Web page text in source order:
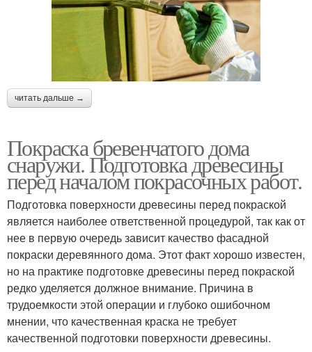
читать дальше →
Покраска бревенчатого дома
снаружи. Подготовка древесины
перед началом покрасочных работ.
Подготовка поверхности древесины перед покраской
является наиболее ответственной процедурой, так как от
нее в первую очередь зависит качество фасадной
покраски деревянного дома. Этот факт хорошо известен,
но на практике подготовке древесины перед покраской
редко уделяется должное внимание. Причина в
трудоемкости этой операции и глубоко ошибочном
мнении, что качественная краска не требует
качественной подготовки поверхности древесины.